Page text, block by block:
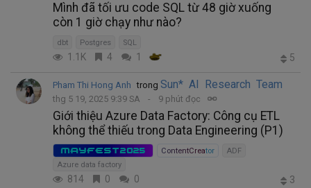
Mình đã tối ưu code SQL từ 48 giờ xuống
còn 1 giờ chạy như nào?
dbt Postgres SQL
1.1K 4 1 5
Pham Thi Hong Anh trong Sun* AI Research Team
thg 5 19, 2025 9:39 SA 9 phút đọc
Giới thiệu Azure Data Factory: Công cụ ETL
không thể thiếu trong Data Engineering (P1)
MAYFEST2025 ContentCreator
ADF
Azure data factory
814 0 0 3